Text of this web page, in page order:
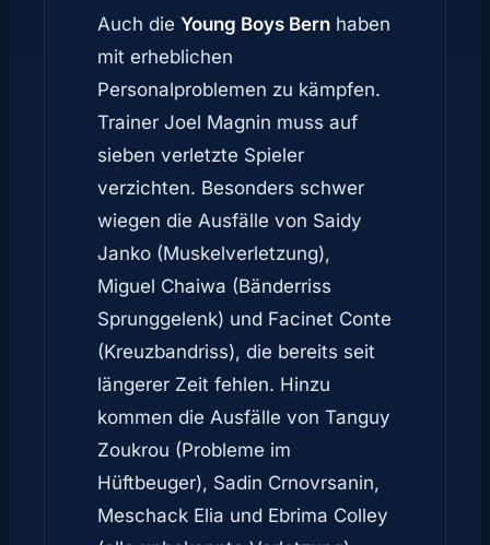
Auch die Young Boys Bern haben
mit erheblichen
Personalproblemen zu kämpfen.
Trainer Joel Magnin muss auf
sieben verletzte Spieler
verzichten. Besonders schwer
wiegen die Ausfälle von Saidy
Janko (Muskelverletzung),
Miguel Chaiwa (Bänderriss
Sprunggelenk) und Facinet Conte
(Kreuzbandriss), die bereits seit
längerer Zeit fehlen. Hinzu
kommen die Ausfälle von Tanguy
Zoukrou (Probleme im
Hüftbeuger), Sadin Crnovrsanin,
Meschack Elia und Ebrima Colley